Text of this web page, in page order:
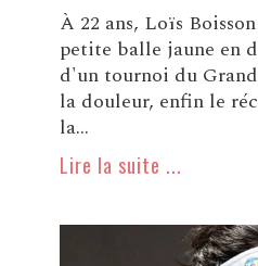
À 22 ans, Loïs
petite balle jaune en
d'un tournoi du
la douleur, enfin le
la...
Lire la suite ...